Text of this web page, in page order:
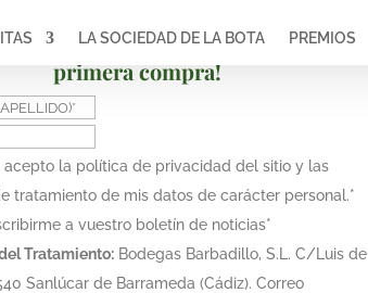
y obtén un 10% de descuento en tu
primera compra!
acepto la política de privacidad del sitio y las
tratamiento de mis datos de carácter personal.*
a vuestro boletín de noticias*
Tratamiento: Bodegas Barbadillo, S.L. C/Luis de
Sanlúcar de Barrameda (Cádiz). Correo
LA SOCIEDAD DE LA BOTA PREMIOS